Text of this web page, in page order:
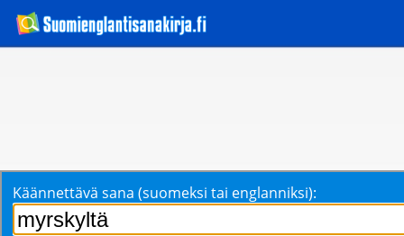
Käännettävä sana (suomeksi tai englanniksi):